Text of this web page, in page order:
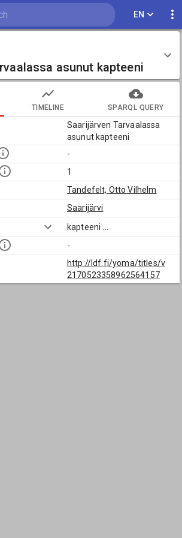
EN
asunut kapteeni
TIMELINE SPARQL QUERY
Saarijärven Tarvaalassa
asunut kapteeni
-
1
Tandefelt, Otto Vilhelm
Saarijärvi
kapteeni
-
http://ldf.fi/yoma/titles/v
2170523358962564157